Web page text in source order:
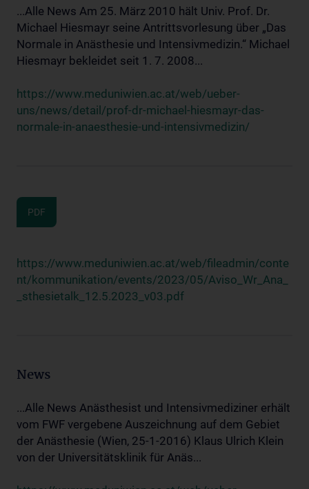
...Alle News Am 25. März 2010 hält Univ. Prof. Dr.
Michael Hiesmayr seine Antrittsvorlesung über „Das
Normale in Anästhesie und Intensivmedizin.“ Michael
Hiesmayr bekleidet seit 1. 7. 2008...
https://www.meduniwien.ac.at/web/ueber-
uns/news/detail/prof-dr-michael-hiesmayr-das-
normale-in-anaesthesie-und-intensivmedizin/
PDF
https://www.meduniwien.ac.at/web/fileadmin/conte
nt/kommunikation/events/2023/05/Aviso_Wr_Ana_
_sthesietalk_12.5.2023_v03.pdf
News
...Alle News Anästhesist und Intensivmediziner erhält
vom FWF vergebene Auszeichnung auf dem Gebiet
der Anästhesie (Wien, 25-1-2016) Klaus Ulrich Klein
von der Universitätsklinik für Anäs...